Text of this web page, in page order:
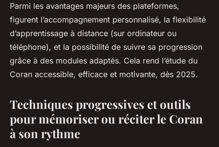
Parmi les avantages majeurs des plateformes,
figurent l’accompagnement personnalisé, la flexibilité
d’apprentissage à distance (sur ordinateur ou
téléphone), et la possibilité de suivre sa progression
grâce à des modules adaptés. Cela rend l’étude du
Coran accessible, efficace et motivante, dès 2025.
Techniques progressives et outils
pour mémoriser ou réciter le Coran
à son rythme